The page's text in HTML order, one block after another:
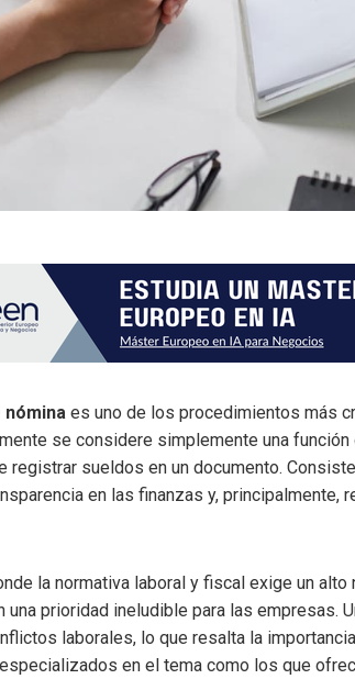
es uno de los procedimientos más
se considere simplemente una
registrar sueldos en un documento.
en las finanzas y,
la normativa laboral y fiscal exige un
una prioridad ineludible para las empresas.
laborales, lo que resalta la
en el tema como los que